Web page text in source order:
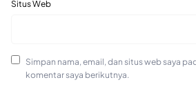
Situs Web
Simpan nama, email, dan situs web saya
komentar saya berikutnya.